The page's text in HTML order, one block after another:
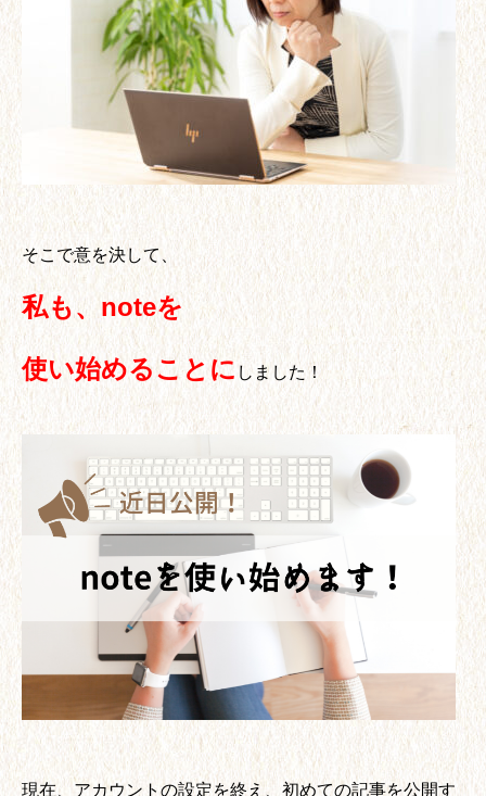
そこで意を決して、
私も、noteを
使い始めることに しました！
現在、アカウントの設定を終え、初めての記事を公開す